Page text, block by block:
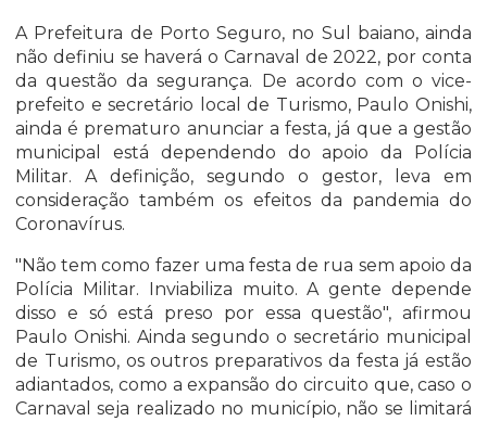
A Prefeitura de Porto Seguro, no Sul baiano, ainda
não definiu se haverá o Carnaval de 2022, por conta
da questão da segurança. De acordo com o vice-
prefeito e secretário local de Turismo, Paulo Onishi,
ainda é prematuro anunciar a festa, já que a gestão
municipal está dependendo do apoio da Polícia
Militar. A definição, segundo o gestor, leva em
consideração também os efeitos da pandemia do
Coronavírus.
"Não tem como fazer uma festa de rua sem apoio da
Polícia Militar. Inviabiliza muito. A gente depende
disso e só está preso por essa questão", afirmou
Paulo Onishi. Ainda segundo o secretário municipal
de Turismo, os outros preparativos da festa já estão
adiantados, como a expansão do circuito que, caso o
Carnaval seja realizado no município, não se limitará